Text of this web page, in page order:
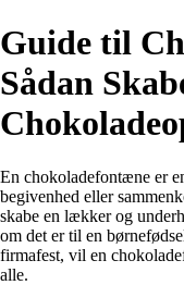
Guide til
Sådan
En chokoladefontæne er
begivenhed eller
skabe en lækker og
om det er til en
firmafest, vil en
alle.